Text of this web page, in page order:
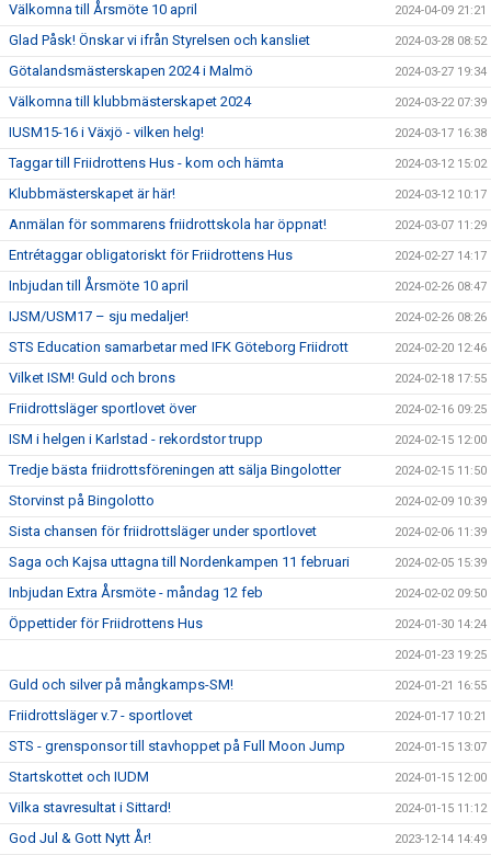
Välkomna till Årsmöte 10 april 2024-04-09 21:21
Glad Påsk! Önskar vi ifrån Styrelsen och kansliet 2024-03-28 08:52
Götalandsmästerskapen 2024 i Malmö 2024-03-27 19:34
Välkomna till klubbmästerskapet 2024 2024-03-22 07:39
IUSM15-16 i Växjö - vilken helg! 2024-03-17 16:38
Taggar till Friidrottens Hus - kom och hämta 2024-03-12 15:02
Klubbmästerskapet är här! 2024-03-12 10:17
Anmälan för sommarens friidrottskola har öppnat! 2024-03-07 11:29
Entrétaggar obligatoriskt för Friidrottens Hus 2024-02-27 14:17
Inbjudan till Årsmöte 10 april 2024-02-26 08:47
IJSM/USM17 – sju medaljer! 2024-02-26 08:26
STS Education samarbetar med IFK Göteborg Friidrott 2024-02-20 12:46
Vilket ISM! Guld och brons 2024-02-18 17:55
Friidrottsläger sportlovet över 2024-02-16 09:25
ISM i helgen i Karlstad - rekordstor trupp 2024-02-15 12:00
Tredje bästa friidrottsföreningen att sälja Bingolotter 2024-02-15 11:50
Storvinst på Bingolotto 2024-02-09 10:39
Sista chansen för friidrottsläger under sportlovet 2024-02-06 11:39
Saga och Kajsa uttagna till Nordenkampen 11 februari 2024-02-05 15:39
Inbjudan Extra Årsmöte - måndag 12 feb 2024-02-02 09:50
Öppettider för Friidrottens Hus 2024-01-30 14:24
2024-01-23 19:25
Guld och silver på mångkamps-SM! 2024-01-21 16:55
Friidrottsläger v.7 - sportlovet 2024-01-17 10:21
STS - grensponsor till stavhoppet på Full Moon Jump 2024-01-15 13:07
Startskottet och IUDM 2024-01-15 12:00
Vilka stavresultat i Sittard! 2024-01-15 11:12
God Jul & Gott Nytt År! 2023-12-14 14:49